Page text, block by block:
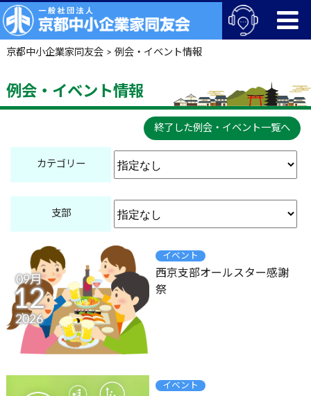
京都中小企業家同友会> 例会・イベント情報
例会・イベント情報
終了した例会・イベント一覧へ
カテゴリー
支部
09月
12
2026
イベント
西京支部オールスター感謝
祭
イベント